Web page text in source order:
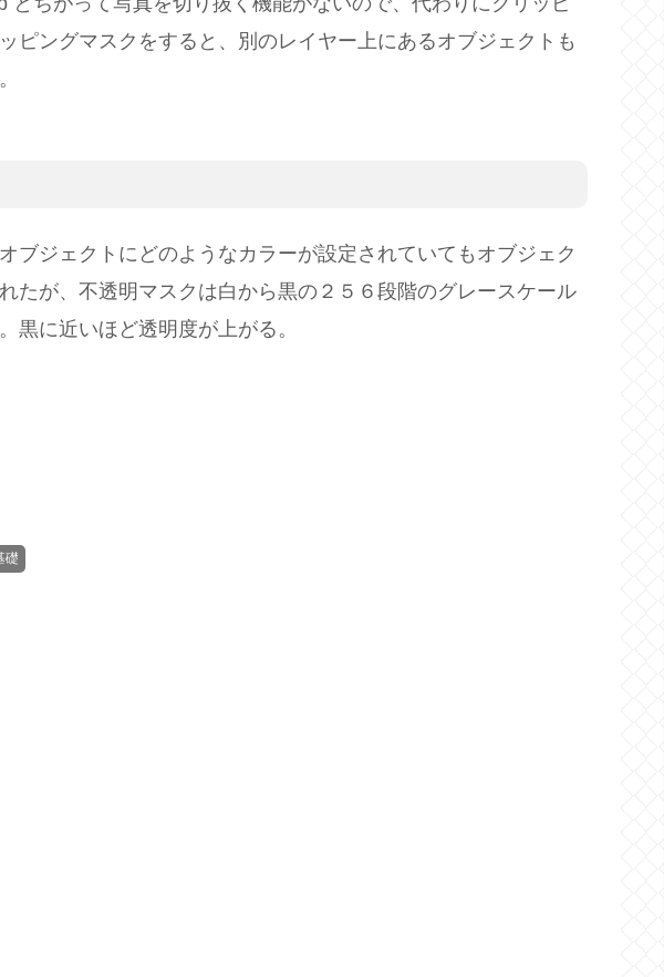
ピングマスクをすると、別のレイヤー上にあるオブジェクトも
ブジェクトにどのようなカラーが設定されていてもオブジェク
たが、不透明マスクは白から黒の２５６段階のグレースケール
黒に近いほど透明度が上がる。
礎